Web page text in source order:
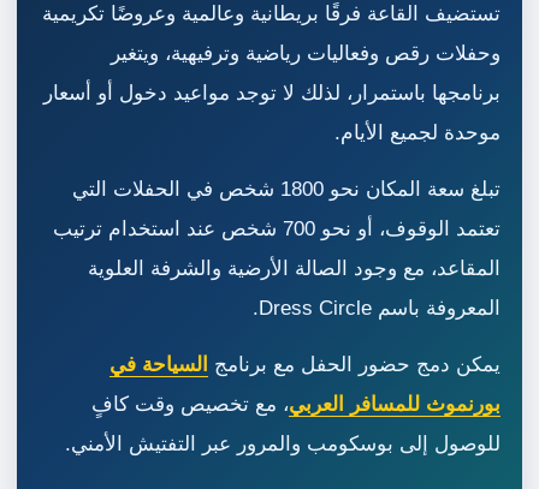
تستضيف القاعة فرقًا بريطانية وعالمية وعروضًا تكريمية
وحفلات رقص وفعاليات رياضية وترفيهية، ويتغير
برنامجها باستمرار، لذلك لا توجد مواعيد دخول أو أسعار
موحدة لجميع الأيام.
تبلغ سعة المكان نحو 1800 شخص في الحفلات التي
تعتمد الوقوف، أو نحو 700 شخص عند استخدام ترتيب
المقاعد، مع وجود الصالة الأرضية والشرفة العلوية
المعروفة باسم Dress Circle.
يمكن دمج حضور الحفل مع برنامج السياحة في
بورنموث للمسافر العربي، مع تخصيص وقت كافٍ
للوصول إلى بوسكومب والمرور عبر التفتيش الأمني.